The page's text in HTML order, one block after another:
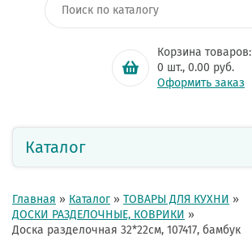
Корзина товаров:
0 шт., 0.00 руб.
Оформить заказ
Каталог
Главная » Каталог » ТОВАРЫ ДЛЯ КУХНИ »
ДОСКИ РАЗДЕЛОЧНЫЕ, КОВРИКИ »
Доска разделочная 32*22см, 107417, бамбук